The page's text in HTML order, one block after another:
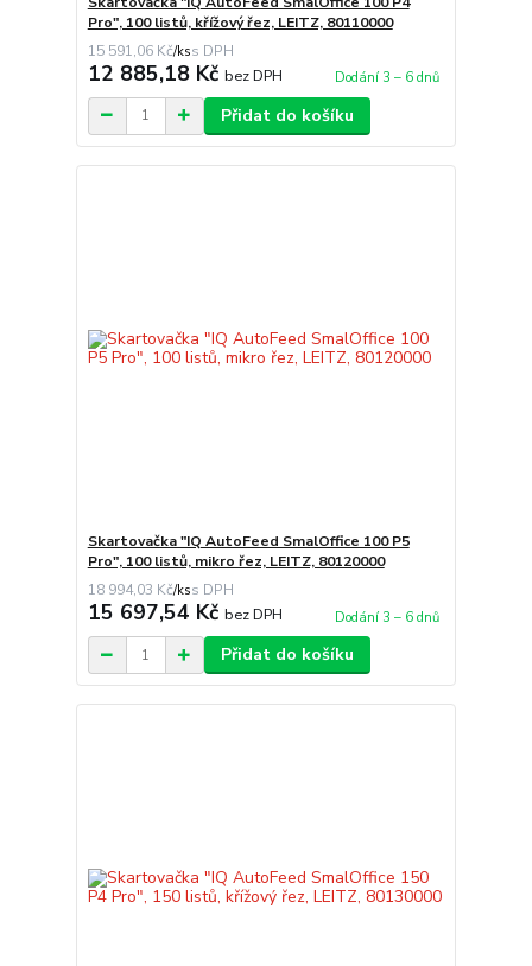
Pro", 100 listů, křížový řez, LEITZ, 80110000
15 591,06 Kč/ks
12 885,18 Kč bez DPH Dodání 3 – 6 dnů
Přidat do košíku
Skartovačka "IQ AutoFeed SmalOffice 100 P5
Pro", 100 listů, mikro řez, LEITZ, 80120000
18 994,03 Kč/ks
15 697,54 Kč bez DPH Dodání 3 – 6 dnů
Přidat do košíku